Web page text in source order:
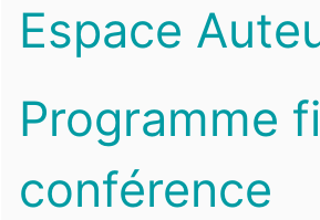
Espace
Programme
conférence